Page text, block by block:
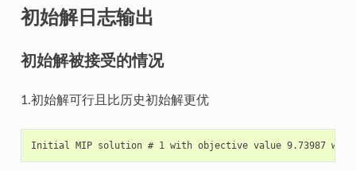
初始解日志输出
初始解被接受的情况
1.初始解可行且比历史初始解更优